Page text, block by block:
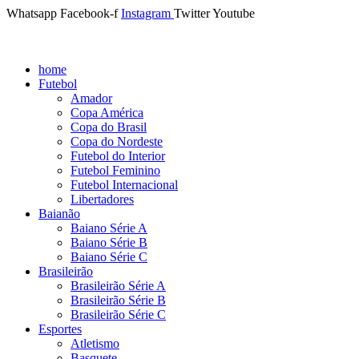
Whatsapp Facebook-f Instagram TwitterYoutube
home
Futebol
Amador
Copa América
Copa do Brasil
Copa do Nordeste
Futebol do Interior
Futebol Feminino
Futebol Internacional
Libertadores
Baianão
Baiano Série A
Baiano Série B
Baiano Série C
Brasileirão
Brasileirão Série A
Brasileirão Série B
Brasileirão Série C
Esportes
Atletismo